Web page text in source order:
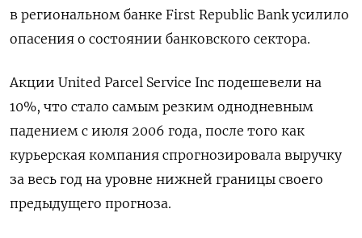
в региональном банке First Republic Bank усилило
опасения о состоянии банковского сектора.
Акции United Parcel Service Inc подешевели на
10%, что стало самым резким однодневным
падением с июля 2006 года, после того как
курьерская компания спрогнозировала выручку
за весь год на уровне нижней границы своего
предыдущего прогноза.